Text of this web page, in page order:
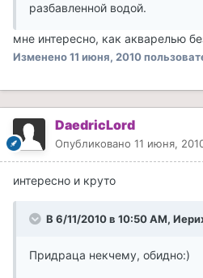
разбавленной водой.
мне интересно, как акварелью
Изменено11 июня, 2010
DaedricLord
Опубликовано 11 июня,
интересно и круто
В 6/11/2010 в 10:50 AM,
Придраца некчему, обидно:)